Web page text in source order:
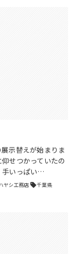
示替えが始まりま
せつかっていたの
手いっぱい…
ヤシ工務店 sell千葉県